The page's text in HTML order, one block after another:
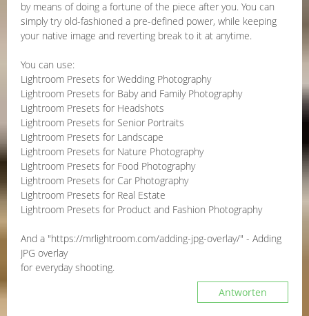
by means of doing a fortune of the piece after you. You can
simply try old-fashioned a pre-defined power, while keeping
your native image and reverting break to it at anytime.
You can use:
Lightroom Presets for Wedding Photography
Lightroom Presets for Baby and Family Photography
Lightroom Presets for Headshots
Lightroom Presets for Senior Portraits
Lightroom Presets for Landscape
Lightroom Presets for Nature Photography
Lightroom Presets for Food Photography
Lightroom Presets for Car Photography
Lightroom Presets for Real Estate
Lightroom Presets for Product and Fashion Photography
And a "https://mrlightroom.com/adding-jpg-overlay/" - Adding
JPG overlay
for everyday shooting.
Antworten